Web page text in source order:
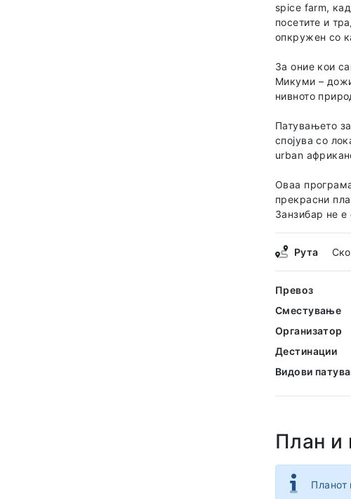
spice farm,
посетите и
опкружен со
За оние кои
Микуми –
нивното
Патувањето
спојува со
urban
Оваа
прекрасни
Занзибар не е
Рута
Превоз
Сместување
Организатор
Дестинации
Видови
План и
Планот